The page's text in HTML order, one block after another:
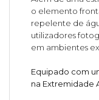
o elemento
repelente de
utilizadores
em ambientes
Equipado com
na Extremidade